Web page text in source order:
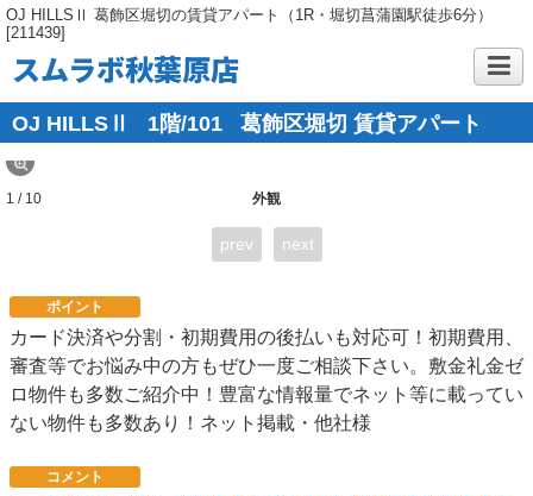
OJ HILLSⅡ 葛飾区堀切の賃貸アパート（1R・堀切菖蒲園駅徒歩6分）
[211439]
スムラボ秋葉原店
OJ HILLSⅡ 1階/101 葛飾区堀切 賃貸アパート
外観
1 / 10
prev next
ポイント
カード決済や分割・初期費用の後払いも対応可！初期費用、
審査等でお悩み中の方もぜひ一度ご相談下さい。敷金礼金ゼ
ロ物件も多数ご紹介中！豊富な情報量でネット等に載ってい
ない物件も多数あり！ネット掲載・他社様
コメント